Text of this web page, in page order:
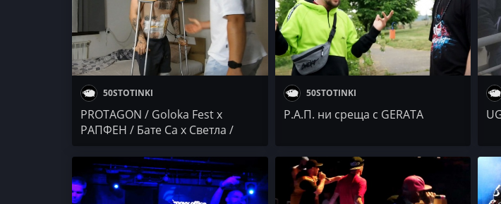
50STOTINKI
PROTAGON / Goloka Fest x
РАПФЕН / Бате Са x Светла /
50STOTINKI
Р.А.П. ни среща с GERATA